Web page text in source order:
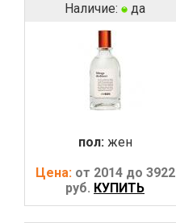
Наличие: да
пол:жен
Цена: от 2014 до 3922
руб. КУПИТЬ